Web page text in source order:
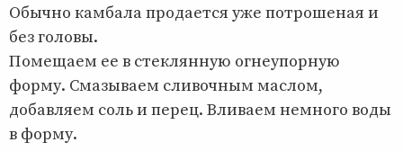
Обычно камбала продается уже потрошеная и
без головы.
Помещаем ее в стеклянную огнеупорную
форму. Смазываем сливочным маслом,
добавляем соль и перец. Вливаем немного воды
в форму.